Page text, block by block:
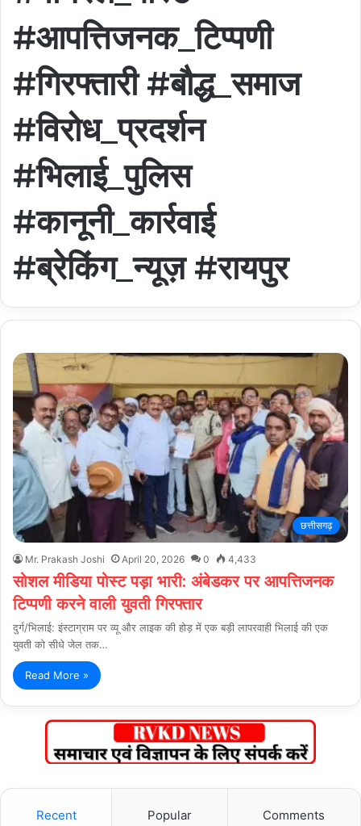
#आपत्तिजनक_टिप्पणी
#गिरफ्तारी #बौद्ध_समाज
#विरोध_प्रदर्शन
#भिलाई_पुलिस
#कानूनी_कार्रवाई
#ब्रेकिंग_न्यूज़ #रायपुर
छत्तीसगढ़
Mr. Prakash Joshi April 20, 2026 0 4,433
सोशल मीडिया पोस्ट पड़ा भारी: अंबेडकर पर आपत्तिजनक
टिप्पणी करने वाली युवती गिरफ्तार
दुर्ग/भिलाई: इंस्टाग्राम पर व्यू और लाइक की होड़ में एक बड़ी लापरवाही भिलाई की एक
युवती को सीधे जेल तक…
Read More »
Recent Popular Comments